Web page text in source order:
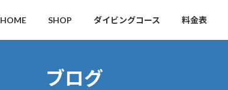
HOME SHOP ダイビングコース 料金表
ブログ